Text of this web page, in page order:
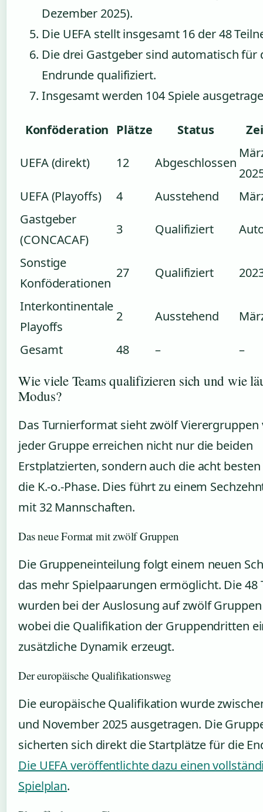
Dezember 2025).
Die UEFA stellt insgesamt 16 der 48
Die drei Gastgeber sind automatisch für
Endrunde qualifiziert.
Insgesamt werden 104 Spiele
Konföderation Plätze Status
UEFA (direkt) 12 Abgeschlossen
UEFA (Playoffs)
4 Ausstehend
Gastgeber
(CONCACAF)
3 Qualifiziert
Sonstige
Konföderationen
27 Qualifiziert
Interkontinentale
Playoffs
2 Ausstehend
Gesamt 48 – –
Wie viele Teams qualifizieren sich und wie
Modus?
Das Turnierformat sieht zwölf Vierergruppen
jeder Gruppe erreichen nicht nur die beiden
Erstplatzierten, sondern auch die acht
die K.-o.-Phase. Dies führt zu einem
mit 32 Mannschaften.
Das neue Format mit zwölf Gruppen
Die Gruppeneinteilung folgt einem neuen
das mehr Spielpaarungen ermöglicht. Die 48
wurden bei der Auslosung auf zwölf
wobei die Qualifikation der Gruppendritten
zusätzliche Dynamik erzeugt.
Der europäische Qualifikationsweg
Die europäische Qualifikation wurde
und November 2025 ausgetragen. Die
sicherten sich direkt die Startplätze für die
Die UEFA veröffentlichte dazu einen
Spielplan.